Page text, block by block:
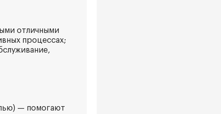
отличными
процессах;
— помогают